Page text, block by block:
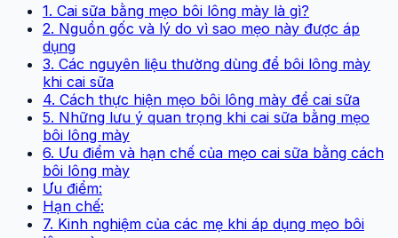
1. Cai sữa bằng mẹo bôi lông mày là gì?
2. Nguồn gốc và lý do vì sao mẹo này được áp
dụng
3. Các nguyên liệu thường dùng để bôi lông mày
khi cai sữa
4. Cách thực hiện mẹo bôi lông mày để cai sữa
5. Những lưu ý quan trọng khi cai sữa bằng mẹo
bôi lông mày
6. Ưu điểm và hạn chế của mẹo cai sữa bằng cách
bôi lông mày
Ưu điểm:
Hạn chế:
7. Kinh nghiệm của các mẹ khi áp dụng mẹo bôi